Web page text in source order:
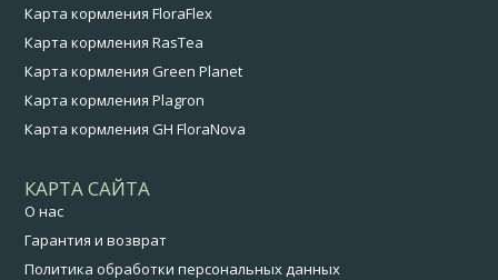
Карта кормления FloraFlex
Карта кормления RasTea
Карта кормления Green Planet
Карта кормления Plagron
Карта кормления GH FloraNova
КАРТА САЙТА
О нас
Гарантия и возврат
Политика обработки персональных данных